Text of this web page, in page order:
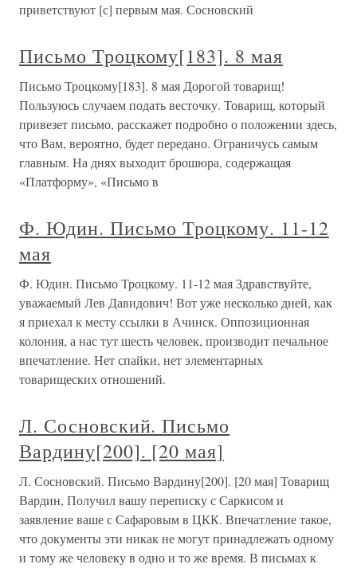
приветствуют [с] первым мая. Сосновский
Письмо Троцкому[183]. 8 мая
Письмо Троцкому[183]. 8 мая Дорогой товарищ!
Пользуюсь случаем подать весточку. Товарищ, который
привезет письмо, расскажет подробно о положении здесь,
что Вам, вероятно, будет передано. Ограничусь самым
главным. На днях выходит брошюра, содержащая
«Платформу», «Письмо в
Ф. Юдин. Письмо Троцкому. 11-12
мая
Ф. Юдин. Письмо Троцкому. 11-12 мая Здравствуйте,
уважаемый Лев Давидович! Вот уже несколько дней, как
я приехал к месту ссылки в Ачинск. Оппозиционная
колония, а нас тут шесть человек, производит печальное
впечатление. Нет спайки, нет элементарных
товарищеских отношений.
Л. Сосновский. Письмо
Вардину[200]. [20 мая]
Л. Сосновский. Письмо Вардину[200]. [20 мая] Товарищ
Вардин, Получил вашу переписку с Саркисом и
заявление ваше с Сафаровым в ЦКК. Впечатление такое,
что документы эти никак не могут принадлежать одному
и тому же человеку в одно и то же время. В письмах к